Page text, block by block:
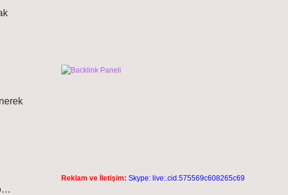
Reklam ve İletişim: Skype: live:.cid.575569c608265c69